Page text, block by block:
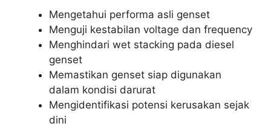
Mengetahui performa asli genset
Menguji kestabilan voltage dan frequency
Menghindari wet stacking pada diesel
genset
Memastikan genset siap digunakan
dalam kondisi darurat
Mengidentifikasi potensi kerusakan sejak
dini